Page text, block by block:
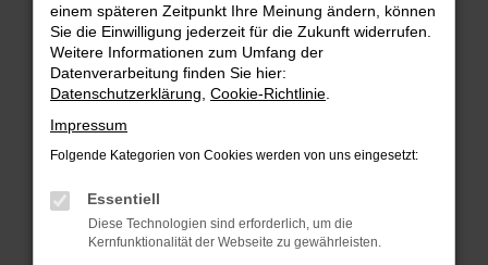
Fehler: Network Error
Beim Laden ist ein Fehler aufgetreten.
Hier sind ein paar Tipps, die dir helfen können:
Überprüfe deine Firewall und deine
Laden andere Webseiten, zum Beispiel deine
Suchmaschine?
Prüfe deine Browsererweiterungen.
einem späteren Zeitpunkt Ihre Meinung ändern, können
Sie die Einwilligung jederzeit für die Zukunft widerrufen.
Weitere Informationen zum Umfang der
Datenverarbeitung finden Sie hier:
Datenschutzerklärung Cookie-Richtlinie
Impressum
Folgende Kategorien von Cookies werden von uns eingesetzt:
Essentiell
Diese Technologien sind erforderlich, um die
Kernfunktionalität der Webseite zu gewährleisten.